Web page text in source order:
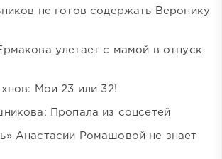
не готов содержать Веронику
улетает с мамой в отпуск
Мои 23 или 32!
Пропала из соцсетей
Анастасии Ромашовой не знает